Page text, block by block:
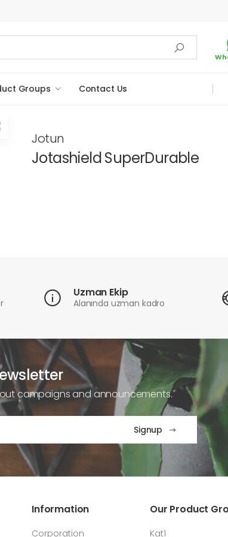
Groups Contact Us
Jotun
Jotashield SuperDurable
Uzman Ekip
Alanında uzman kadro
campaigns and announcements.
Signup
Information
Corporation
Our Product
Kat1